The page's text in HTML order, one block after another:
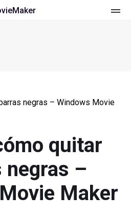
online
negras – Windows Movie
quitar
negras –
Maker